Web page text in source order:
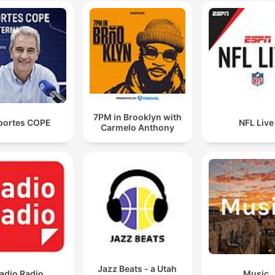
No hay que olvidarse nunca de que primero está el
éxito deportivo por lo buenos que eran y luego el
fenómeno sociológico, si lo queremos llamar así.
00:41:37 · Se analiza la importancia de este grupo de
más allá de sus logros en el campo, destacando su impacto
COPE
7PM in Brooklyn with
Carmelo Anthony
NFL Live
Jazz Beats - a Utah